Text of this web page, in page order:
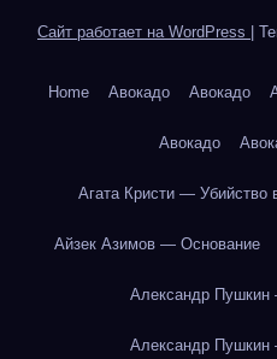
Сайт работает на WordPress
Home Авокадо Авокадо
Авокадо
Агата Кристи — Убийство
Айзек Азимов — Основание
Александр Пушкин
Александр Пушкин